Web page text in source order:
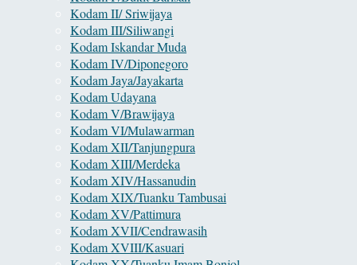
Kodam II/ Sriwijaya
Kodam III/Siliwangi
Kodam Iskandar Muda
Kodam IV/Diponegoro
Kodam Jaya/Jayakarta
Kodam Udayana
Kodam V/Brawijaya
Kodam VI/Mulawarman
Kodam XII/Tanjungpura
Kodam XIII/Merdeka
Kodam XIV/Hassanudin
Kodam XIX/Tuanku Tambusai
Kodam XV/Pattimura
Kodam XVII/Cendrawasih
Kodam XVIII/Kasuari